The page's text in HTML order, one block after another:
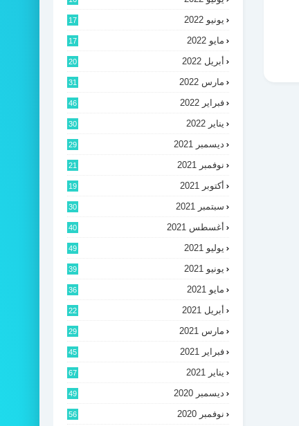
يونيو 2022 17
مايو 2022 17
أبريل 2022 20
مارس 2022 31
فبراير 2022 46
يناير 2022 30
ديسمبر 2021 29
نوفمبر 2021 21
أكتوبر 2021 19
سبتمبر 2021 30
أغسطس 2021 40
يوليو 2021 49
يونيو 2021 39
مايو 2021 36
أبريل 2021 22
مارس 2021 29
فبراير 2021 45
يناير 2021 67
ديسمبر 2020 49
نوفمبر 2020 56